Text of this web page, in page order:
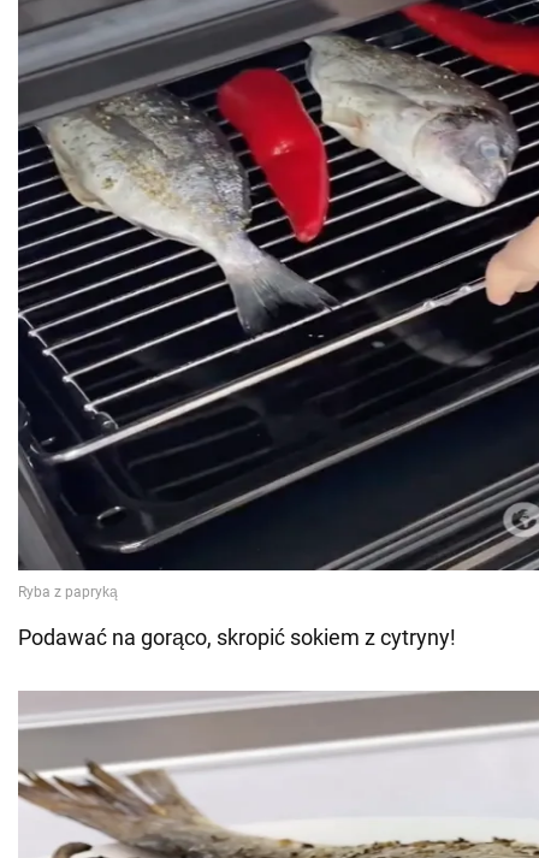
Podawać na gorąco, skropić sokiem z cytryny!